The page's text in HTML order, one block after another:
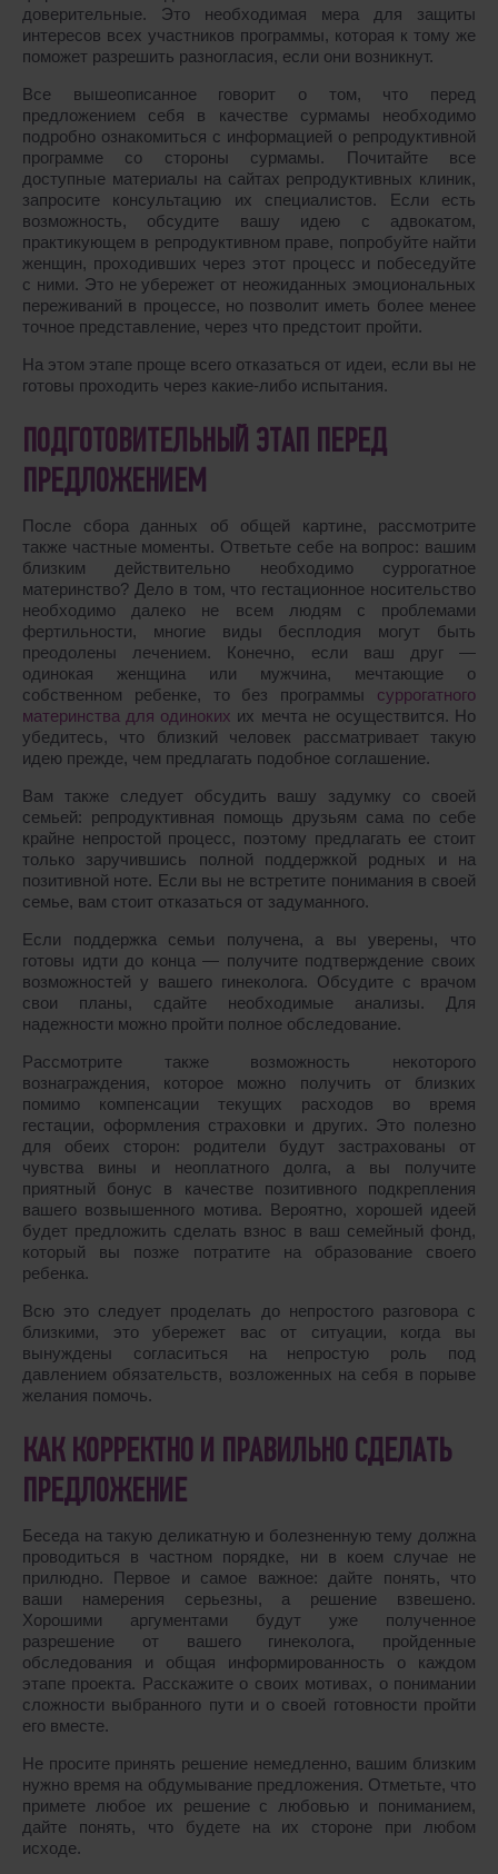
доверительные. Это необходимая мера для защиты
интересов всех участников программы, которая к тому же
поможет разрешить разногласия, если они возникнут.
Все вышеописанное говорит о том, что перед
предложением себя в качестве сурмамы необходимо
подробно ознакомиться с информацией о репродуктивной
программе со стороны сурмамы. Почитайте все
доступные материалы на сайтах репродуктивных клиник,
запросите консультацию их специалистов. Если есть
возможность, обсудите вашу идею с адвокатом,
практикующем в репродуктивном праве, попробуйте найти
женщин, проходивших через этот процесс и побеседуйте
с ними. Это не убережет от неожиданных эмоциональных
переживаний в процессе, но позволит иметь более менее
точное представление, через что предстоит пройти.
На этом этапе проще всего отказаться от идеи, если вы не
готовы проходить через какие-либо испытания.
ПОДГОТОВИТЕЛЬНЫЙ ЭТАП ПЕРЕД
ПРЕДЛОЖЕНИЕМ
После сбора данных об общей картине, рассмотрите
также частные моменты. Ответьте себе на вопрос: вашим
близким действительно необходимо суррогатное
материнство? Дело в том, что гестационное носительство
необходимо далеко не всем людям с проблемами
фертильности, многие виды бесплодия могут быть
преодолены лечением. Конечно, если ваш друг ―
одинокая женщина или мужчина, мечтающие о
собственном ребенке, то без программы суррогатного
материнства для одиноких их мечта не осуществится. Но
убедитесь, что близкий человек рассматривает такую
идею прежде, чем предлагать подобное соглашение.
Вам также следует обсудить вашу задумку со своей
семьей: репродуктивная помощь друзьям сама по себе
крайне непростой процесс, поэтому предлагать ее стоит
только заручившись полной поддержкой родных и на
позитивной ноте. Если вы не встретите понимания в своей
семье, вам стоит отказаться от задуманного.
Если поддержка семьи получена, а вы уверены, что
готовы идти до конца ― получите подтверждение своих
возможностей у вашего гинеколога. Обсудите с врачом
свои планы, сдайте необходимые анализы. Для
надежности можно пройти полное обследование.
Рассмотрите также возможность некоторого
вознаграждения, которое можно получить от близких
помимо компенсации текущих расходов во время
гестации, оформления страховки и других. Это полезно
для обеих сторон: родители будут застрахованы от
чувства вины и неоплатного долга, а вы получите
приятный бонус в качестве позитивного подкрепления
вашего возвышенного мотива. Вероятно, хорошей идеей
будет предложить сделать взнос в ваш семейный фонд,
который вы позже потратите на образование своего
ребенка.
Всю это следует проделать до непростого разговора с
близкими, это убережет вас от ситуации, когда вы
вынуждены согласиться на непростую роль под
давлением обязательств, возложенных на себя в порыве
желания помочь.
КАК КОРРЕКТНО И ПРАВИЛЬНО СДЕЛАТЬ
ПРЕДЛОЖЕНИЕ
Беседа на такую деликатную и болезненную тему должна
проводиться в частном порядке, ни в коем случае не
прилюдно. Первое и самое важное: дайте понять, что
ваши намерения серьезны, а решение взвешено.
Хорошими аргументами будут уже полученное
разрешение от вашего гинеколога, пройденные
обследования и общая информированность о каждом
этапе проекта. Расскажите о своих мотивах, о понимании
сложности выбранного пути и о своей готовности пройти
его вместе.
Не просите принять решение немедленно, вашим близким
нужно время на обдумывание предложения. Отметьте, что
примете любое их решение с любовью и пониманием,
дайте понять, что будете на их стороне при любом
исходе.